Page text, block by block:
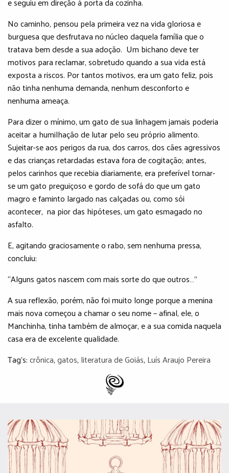
No caminho, pensou pela primeira vez na vida gloriosa e
burguesa que desfrutava no núcleo daquela família que o
tratava bem desde a sua adoção. Um bichano deve ter
motivos para reclamar, sobretudo quando a sua vida está
exposta a riscos. Por tantos motivos, era um gato feliz, pois
não tinha nenhuma demanda, nenhum desconforto e
nenhuma ameaça.
Para dizer o mínimo, um gato de sua linhagem jamais poderia
aceitar a humilhação de lutar pelo seu próprio alimento.
Sujeitar-se aos perigos da rua, dos carros, dos cães agressivos
e das crianças retardadas estava fora de cogitação; antes,
pelos carinhos que recebia diariamente, era preferível tornar-
se um gato preguiçoso e gordo de sofá do que um gato
magro e faminto largado nas calçadas ou, como sói
acontecer, na pior das hipóteses, um gato esmagado no
asfalto.
E, agitando graciosamente o rabo, sem nenhuma pressa,
concluiu:
“Alguns gatos nascem com mais sorte do que outros…”
A sua reflexão, porém, não foi muito longe porque a menina
mais nova começou a chamar o seu nome − afinal, ele, o
Manchinha, tinha também de almoçar, e a sua comida naquela
casa era de excelente qualidade.
Tag's:crônica,gatos, literatura de Goiás, Luís Araujo Pereira